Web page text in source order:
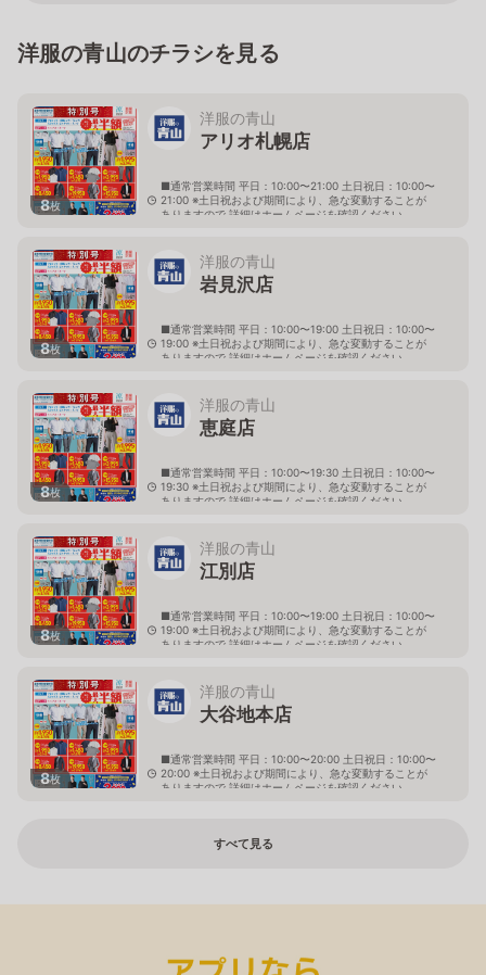
洋服の青山のチラシを見る
8枚
洋服の青山
アリオ札幌店
■通常営業時間 平日：10:00〜21:00 土日祝日：10:00〜
21:00 ※土日祝および期間により、急な変動することが
ありますので 詳細はホームページを確認ください
8枚
洋服の青山
岩見沢店
■通常営業時間 平日：10:00〜19:00 土日祝日：10:00〜
19:00 ※土日祝および期間により、急な変動することが
ありますので 詳細はホームページを確認ください
8枚
洋服の青山
恵庭店
■通常営業時間 平日：10:00〜19:30 土日祝日：10:00〜
19:30 ※土日祝および期間により、急な変動することが
ありますので 詳細はホームページを確認ください
8枚
洋服の青山
江別店
■通常営業時間 平日：10:00〜19:00 土日祝日：10:00〜
19:00 ※土日祝および期間により、急な変動することが
ありますので 詳細はホームページを確認ください
8枚
洋服の青山
大谷地本店
■通常営業時間 平日：10:00〜20:00 土日祝日：10:00〜
20:00 ※土日祝および期間により、急な変動することが
ありますので 詳細はホームページを確認ください
すべて見る